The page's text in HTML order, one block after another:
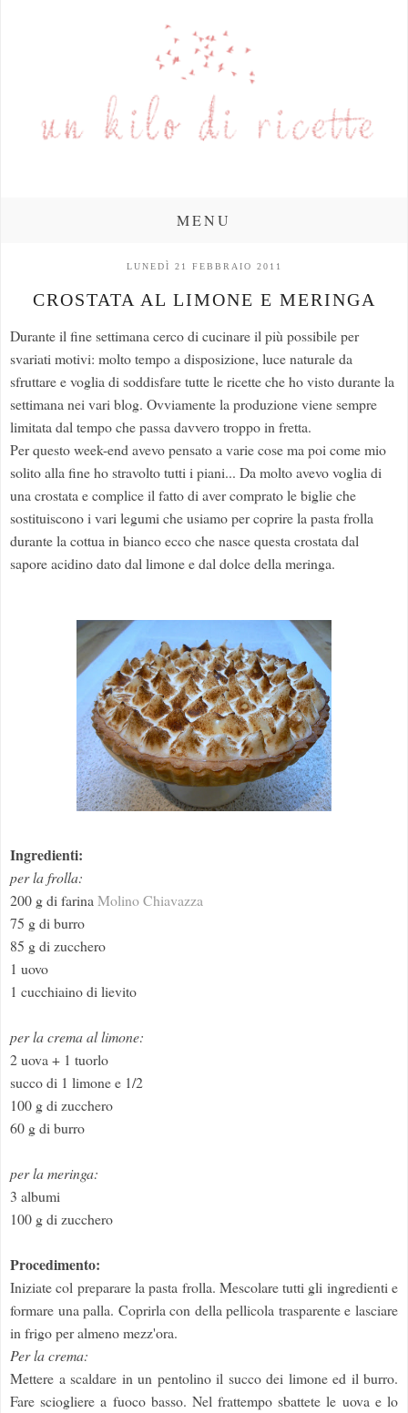
MENU
LUNEDÌ 21 FEBBRAIO 2011
CROSTATA AL LIMONE E MERINGA
Durante il fine settimana cerco di cucinare il più possibile per
svariati motivi: molto tempo a disposizione, luce naturale da
sfruttare e voglia di soddisfare tutte le ricette che ho visto durante la
settimana nei vari blog. Ovviamente la produzione viene sempre
limitata dal tempo che passa davvero troppo in fretta.
Per questo week-end avevo pensato a varie cose ma poi come mio
solito alla fine ho stravolto tutti i piani... Da molto avevo voglia di
una crostata e complice il fatto di aver comprato le biglie che
sostituiscono i vari legumi che usiamo per coprire la pasta frolla
durante la cottua in bianco ecco che nasce questa crostata dal
sapore acidino dato dal limone e dal dolce della meringa.
Ingredienti:
per la frolla:
200 g di farinaMolino Chiavazza
75 g di burro
85 g di zucchero
1 uovo
1 cucchiaino di lievito
per la crema al limone:
2 uova + 1 tuorlo
succo di 1 limone e 1/2
100 g di zucchero
60 g di burro
per la meringa:
3 albumi
100 g di zucchero
Procedimento:
Iniziate col preparare la pasta frolla. Mescolare tutti gli ingredienti e
formare una palla. Coprirla con della pellicola trasparente e lasciare
in frigo per almeno mezz'ora.
Per la crema:
Mettere a scaldare in un pentolino il succo dei limone ed il burro.
Fare sciogliere a fuoco basso. Nel frattempo sbattete le uova e lo